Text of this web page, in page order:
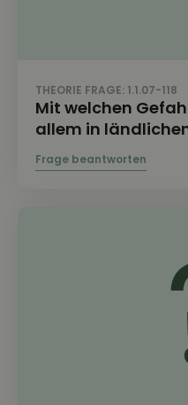
THEORIE FRAGE: 1.1.07-118
Mit welchen
allem in